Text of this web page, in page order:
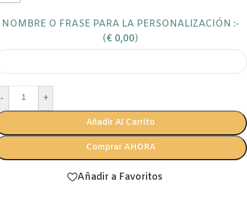
NOMBRE O FRASE PARA LA PERSONALIZACIÓN :-
(€ 0,00)
- +
Añadir Al Carrito
Comprar AHORA
Añadir a Favoritos